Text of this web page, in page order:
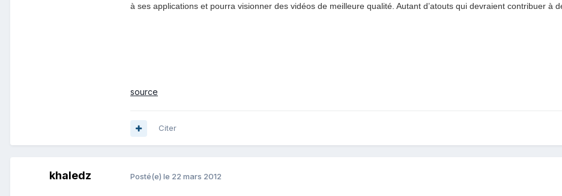
à ses applications et pourra visionner des vidéos de meilleure qualité. Autant d’atouts qui devraient contribuer à
source
Citer
khaledz Posté(e) le 22 mars 2012